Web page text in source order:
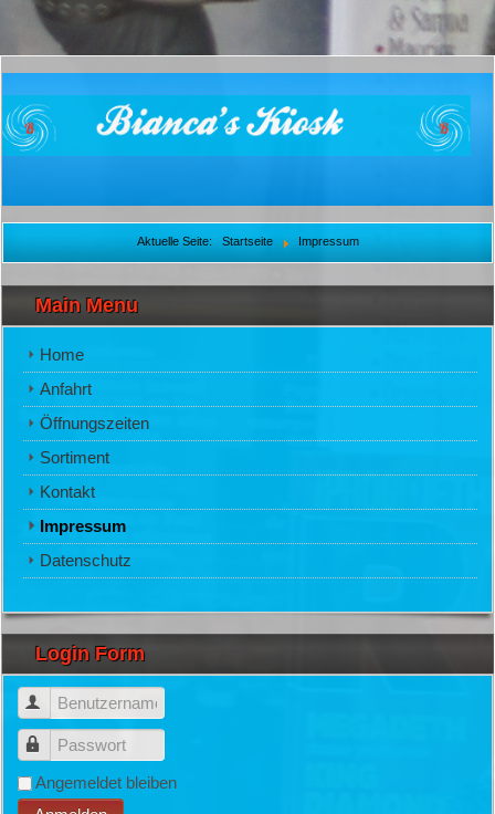
Aktuelle Seite: Startseite Impressum
Main Menu
Home
Anfahrt
Öffnungszeiten
Sortiment
Kontakt
Impressum
Datenschutz
Login Form
Benutzername
Passwort
Angemeldet bleiben